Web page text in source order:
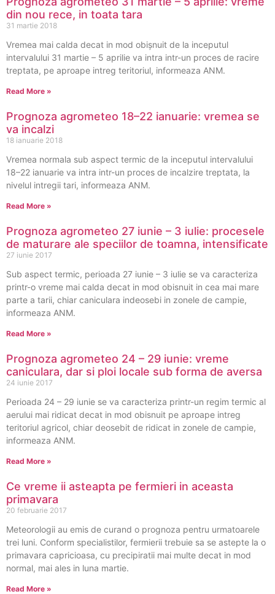
din nou rece, in toata tara
31 martie 2018
Vremea mai calda decat in mod obișnuit de la inceputul
intervalului 31 martie – 5 aprilie va intra intr-un proces de racire
treptata, pe aproape intreg teritoriul, informeaza ANM.
Read More »
Prognoza agrometeo 18–22 ianuarie: vremea se
va incalzi
18 ianuarie 2018
Vremea normala sub aspect termic de la inceputul intervalului
18–22 ianuarie va intra intr-un proces de incalzire treptata, la
nivelul intregii tari, informeaza ANM.
Read More »
Prognoza agrometeo 27 iunie – 3 iulie: procesele
de maturare ale speciilor de toamna, intensificate
27 iunie 2017
Sub aspect termic, perioada 27 iunie – 3 iulie se va caracteriza
printr-o vreme mai calda decat in mod obisnuit in cea mai mare
parte a tarii, chiar caniculara indeosebi in zonele de campie,
informeaza ANM.
Read More »
Prognoza agrometeo 24 – 29 iunie: vreme
caniculara, dar si ploi locale sub forma de aversa
24 iunie 2017
Perioada 24 – 29 iunie se va caracteriza printr-un regim termic al
aerului mai ridicat decat in mod obisnuit pe aproape intreg
teritoriul agricol, chiar deosebit de ridicat in zonele de campie,
informeaza ANM.
Read More »
Ce vreme ii asteapta pe fermieri in aceasta
primavara
20 februarie 2017
Meteorologii au emis de curand o prognoza pentru urmatoarele
trei luni. Conform specialistilor, fermierii trebuie sa se astepte la o
primavara capricioasa, cu precipiratii mai multe decat in mod
normal, mai ales in luna martie.
Read More »